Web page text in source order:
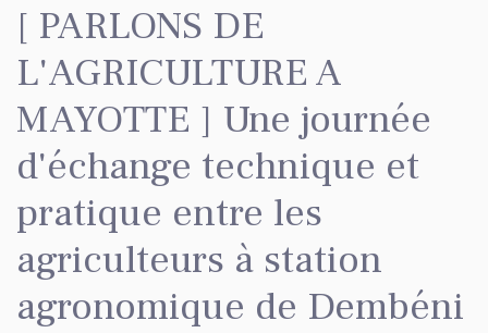
[ PARLONS DE
L'AGRICULTURE A
MAYOTTE ] Une journée
d'échange technique et
pratique entre les
agriculteurs à station
agronomique de Dembéni